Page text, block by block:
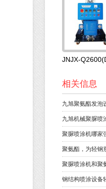
相关信息
聚脲喷涂机哪家